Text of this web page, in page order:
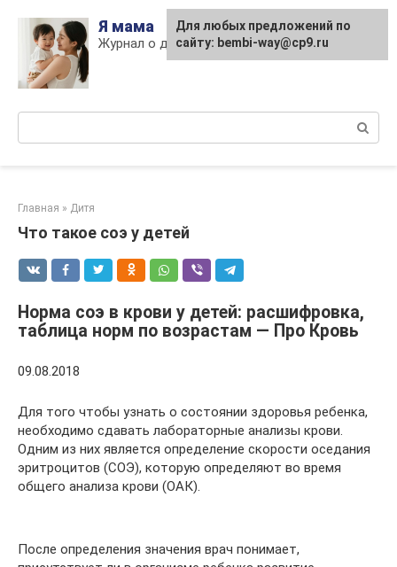
content
Я мама
Журнал о детях и материнстве
Главная » Дитя
Что такое соэ у детей
Норма соэ в крови у детей: расшифровка,
таблица норм по возрастам — Про Кровь
09.08.2018
Для того чтобы узнать о состоянии здоровья ребенка,
необходимо сдавать лабораторные анализы крови.
Одним из них является определение скорости оседания
эритроцитов (СОЭ), которую определяют во время
общего анализа крови (ОАК).
После определения значения врач понимает,
Для любых предложений по
сайту: bembi-way@cp9.ru